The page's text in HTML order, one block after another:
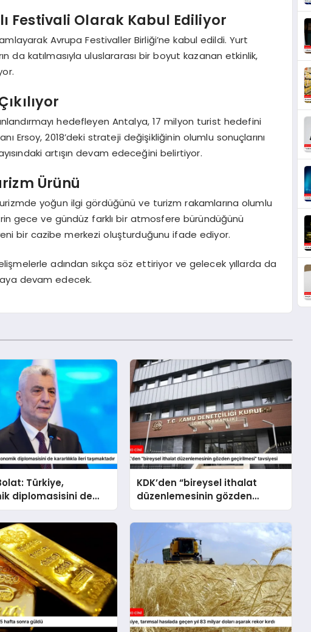
Festivali Olarak Kabul Ediliyor
Avrupa Festivaller Birliği’ne kabul edildi. Yurt
da katılmasıyla uluslararası bir boyut kazanan etkinlik,
hedefleyen Antalya, 17 milyon turist hedefini
Ersoy, 2018’deki strateji değişikliğinin olumlu sonuçlarını
artışın devam edeceğini belirtiyor.
Ürünü
yoğun ilgi gördüğünü ve turizm rakamlarına olumlu
gece ve gündüz farklı bir atmosfere büründüğünü
bir cazibe merkezi oluşturduğunu ifade ediyor.
adından sıkça söz ettiriyor ve gelecek yıllarda da
devam edecek.
Türkiye,
diplomasisini de
ileri taşımaktadır
KDK’den “bireysel ithalat
düzenlemesinin gözden
geçirilmesi” tavsiyesi